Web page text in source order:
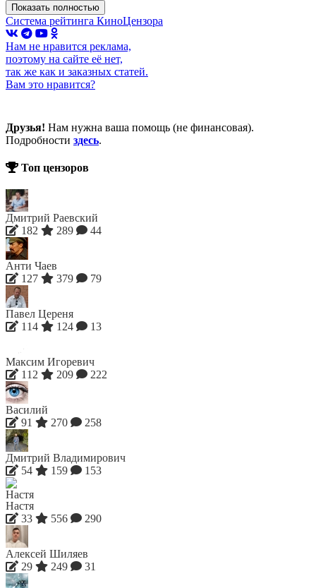
Показать полностью
Система рейтинга КиноЦензора
Нам не нравится реклама,
поэтому на сайте её нет,
так же как и заказных статей.
Вам это нравится?
Друзья! Нам нужна ваша помощь (не финансовая).
Подробности здесь.
Топ цензоров
Дмитрий Раевский
182
289 44
Анти Чаев
127
379 79
Павел Цереня
114
124 13
Максим Игоревич
112
209 222
Василий
91
270 258
Дмитрий Владимирович
54
159 153
Настя
33
556 290
Алексей Шиляев
29
249 31